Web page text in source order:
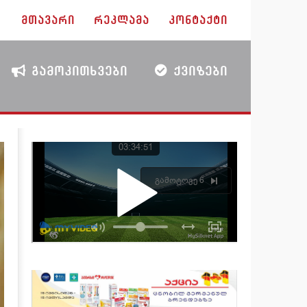
ᲛᲗᲐᲕᲐᲠᲘ ᲠᲔᲙᲚᲐᲛᲐ ᲙᲝᲜᲢᲐᲥᲢᲘ
ᲒᲐᲛᲝᲙᲘᲗᲮᲕᲔᲑᲘ ᲥᲕᲘᲖᲔᲑᲘ